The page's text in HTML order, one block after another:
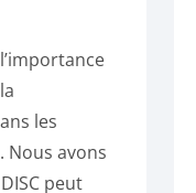
les
avons
peut